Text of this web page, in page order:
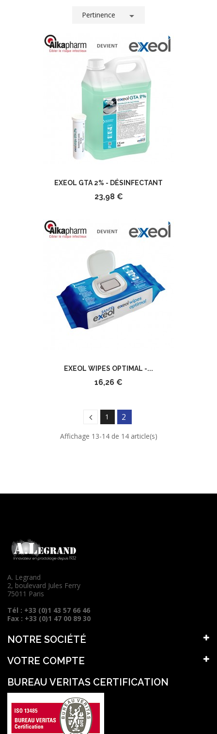
Pertinence 
EXEOL GTA 2% - DÉSINFECTANT
23,98 €
EXEOL WIPES OPTIMAL -...
16,26 €
1 2
Affichage 13-14 de 14 article(s)
A. Legrand
2, boulevard Jules Ferry
75011 Paris
Tél : +33 (0)1 43 57 66 46
Fax : +33 (0)1 47 00 89 30
NOTRE SOCIÉTÉ
VOTRE COMPTE
BUREAU VERITAS CERTIFICATION